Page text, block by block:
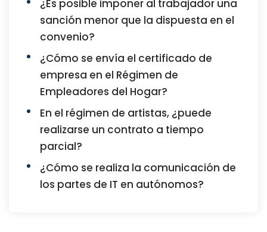
¿Es posible imponer al trabajador una
sanción menor que la dispuesta en el
convenio?
¿Cómo se envía el certificado de
empresa en el Régimen de
Empleadores del Hogar?
En el régimen de artistas, ¿puede
realizarse un contrato a tiempo
parcial?
¿Cómo se realiza la comunicación de
los partes de IT en autónomos?